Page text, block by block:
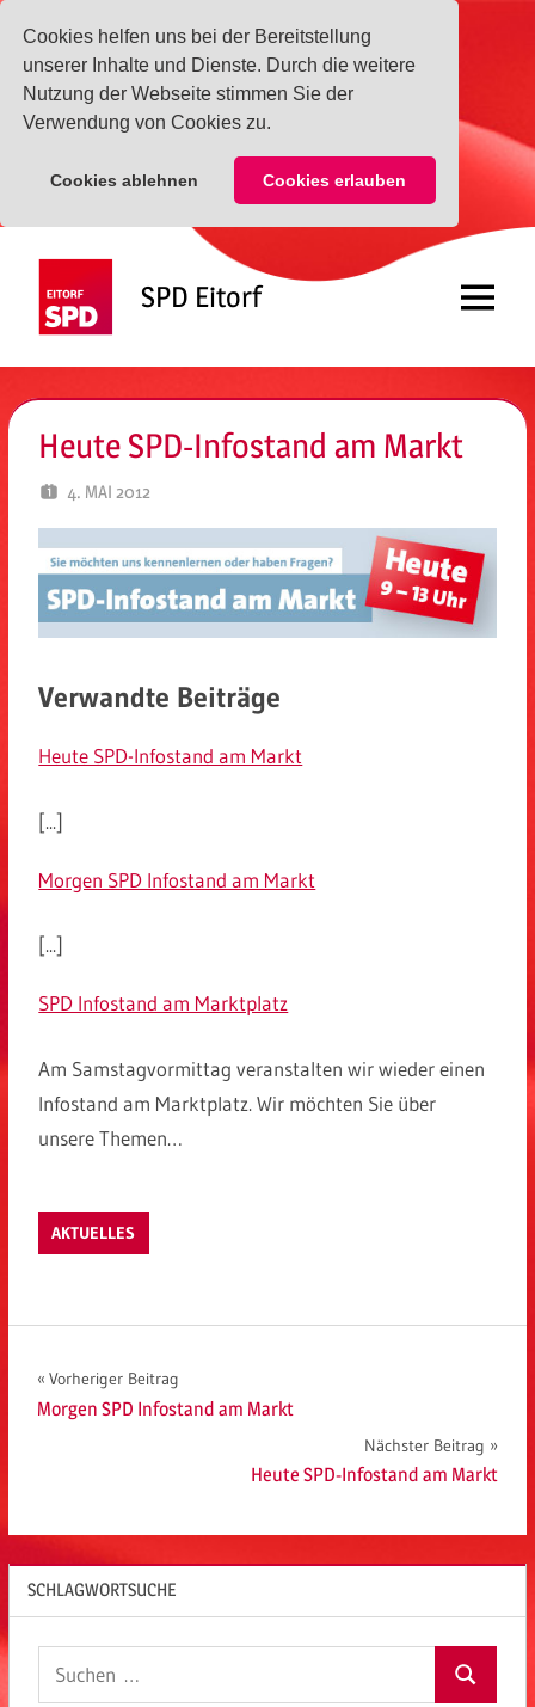
Cookies helfen uns bei der Bereitstellung
unserer Inhalte und Dienste. Durch die weitere
Nutzung der Webseite stimmen Sie der
Verwendung von Cookies zu.
Cookies ablehnen Cookies erlauben
springen
SPD Eitorf Menü
Heute SPD-Infostand am Markt
4. MAI 2012
Verwandte Beiträge
Heute SPD-Infostand am Markt
[...]
Morgen SPD Infostand am Markt
[...]
SPD Infostand am Marktplatz
Am Samstagvormittag veranstalten wir wieder einen
Infostand am Marktplatz. Wir möchten Sie über
unsere Themen…
AKTUELLES
Beitragsnavigation
Vorheriger Beitrag
Morgen SPD Infostand am Markt
Nächster Beitrag
Heute SPD-Infostand am Markt
SCHLAGWORTSUCHE
Suchen